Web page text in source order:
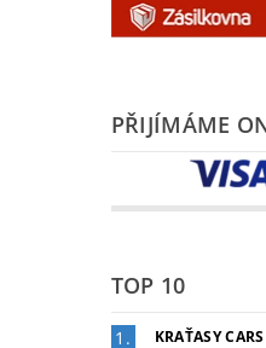
PŘIJÍMÁME
TOP 10
KRAŤASY